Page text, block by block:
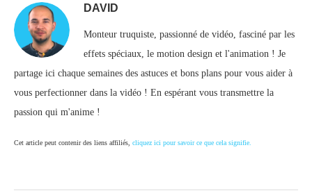
DAVID
Monteur truquiste, passionné de vidéo, fasciné par les
effets spéciaux, le motion design et l'animation ! Je
partage ici chaque semaines des astuces et bons plans pour vous aider à
vous perfectionner dans la vidéo ! En espérant vous transmettre la
passion qui m'anime !
Cet article peut contenir des liens affiliés, cliquez ici pour savoir ce que cela signifie.